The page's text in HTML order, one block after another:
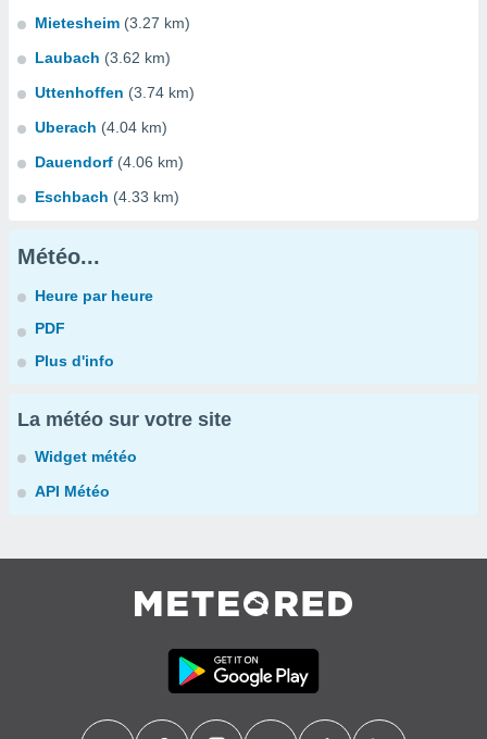
Mietesheim (3.27 km)
Laubach (3.62 km)
Uttenhoffen (3.74 km)
Uberach (4.04 km)
Dauendorf (4.06 km)
Eschbach (4.33 km)
Météo...
Heure par heure
PDF
Plus d'info
La météo sur votre site
Widget météo
API Météo